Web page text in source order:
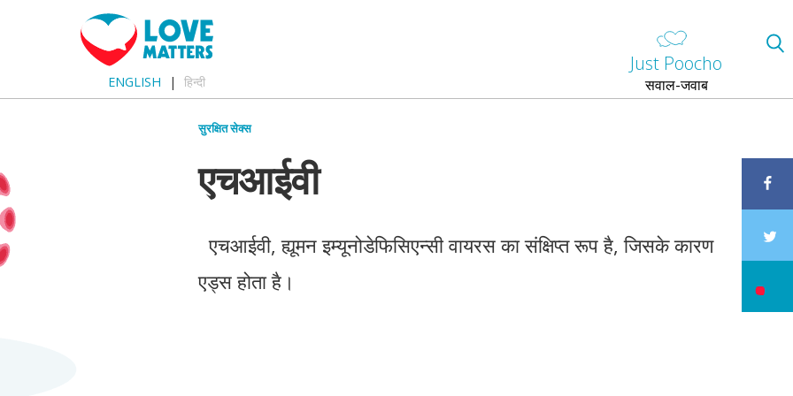
ENGLISH हिन्दी
Just Poocho
सवाल-जवाब
सुरक्षित सेक्स
एचआईवी
एचआईवी, ह्यूमन इम्यूनोडेफिसिएन्सी वायरस का संक्षिप्त रूप है, जिसके कारण
एड्स होता है।